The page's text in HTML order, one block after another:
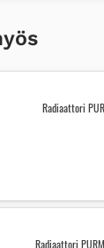
Radiaattori
Radiaattori